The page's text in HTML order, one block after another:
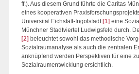
ff.). Aus diesem Grund führte die Caritas
eines kooperativen
Universität Eichstätt-Ingolstadt [1] eine
Münchner Stadtviertel Ludwigsfeld durch.
[2] beleuchtet sowohl das methodische
Sozialraumanalyse als auch die zentralen
anknüpfend werden Perspektiven für eine
Sozialraumentwicklung ersichtlich.